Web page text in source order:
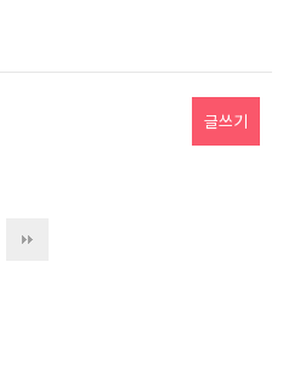
글쓰기